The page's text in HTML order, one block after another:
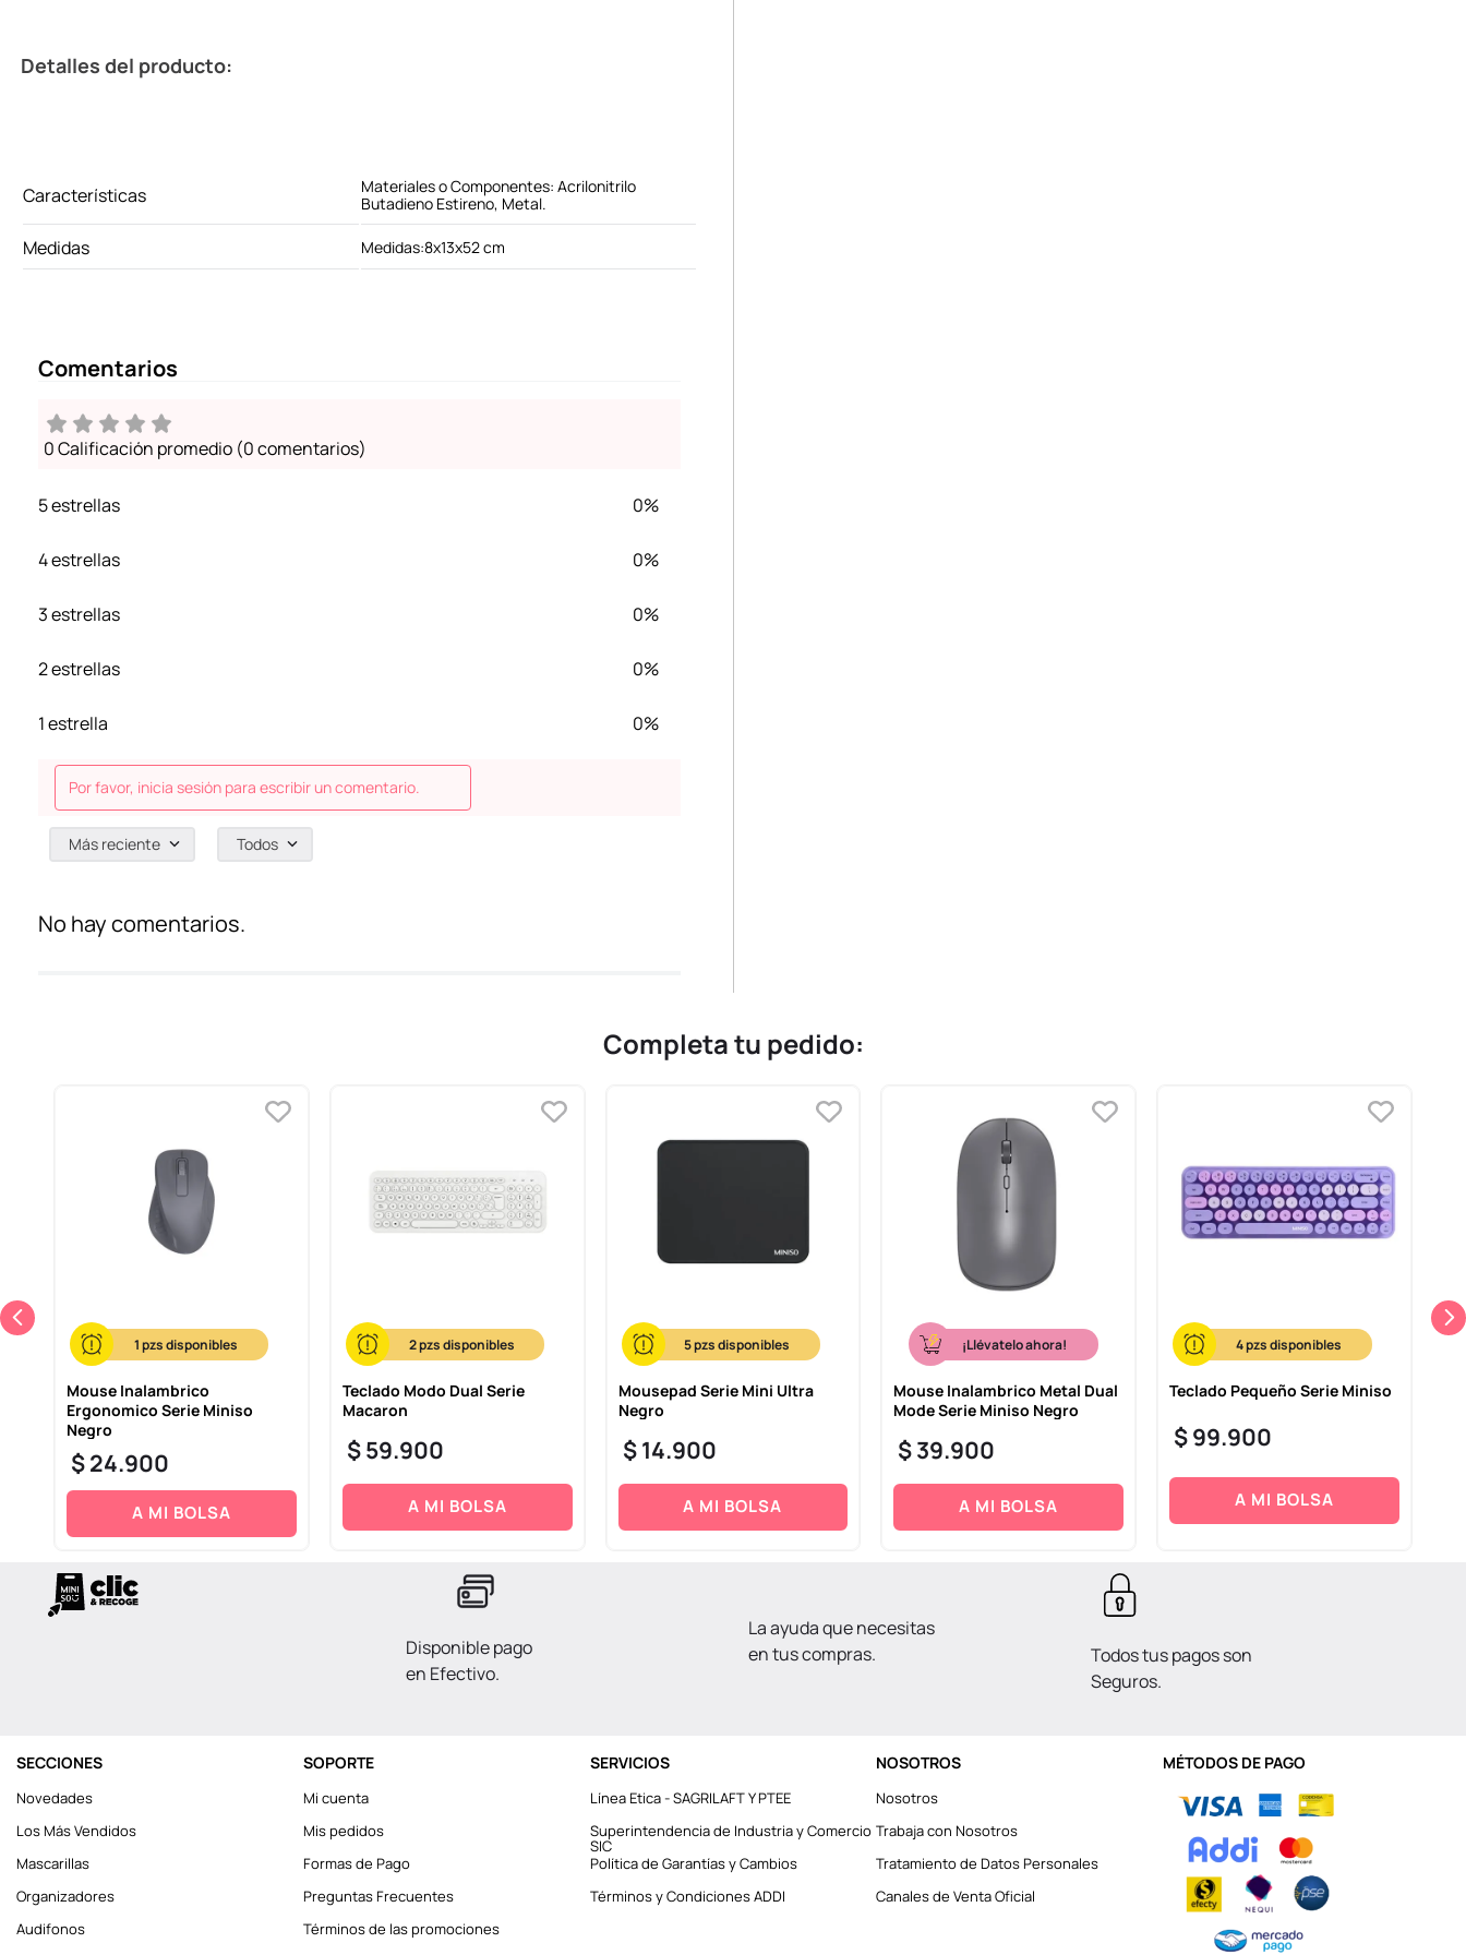
Detalles del producto:
Características
Materiales o Componentes: Acrilonitrilo
Butadieno Estireno, Metal.
Medidas Medidas:8x13x52 cm
Comentarios
0 Calificación promedio (0 comentarios)
5 estrellas 0%
4 estrellas 0%
3 estrellas 0%
2 estrellas 0%
1 estrella 0%
Por favor, inicia sesión para escribir un comentario.
Más reciente Todos
No hay comentarios.
Completa tu pedido:
1
Mouse Inalambrico
Ergonomico Serie Miniso
Negro
$24.900
A MI BOLSA
2
Teclado Modo Dual Serie
Macaron
$59.900
A MI BOLSA
5
Mousepad Serie Mini Ultra
Negro
$14.900
A MI BOLSA
¡Llévatelo ahora!
Mouse Inalambrico Metal Dual
Mode Serie Miniso Negro
$39.900
A MI BOLSA
4
Teclado Pequeño Serie Miniso
$99.900
A MI BOLSA
Disponible pago
en Efectivo.
La ayuda que necesitas
en tus compras.
Todos tus pagos son
Seguros.
SECCIONES
Novedades
Los Más Vendidos
Mascarillas
Organizadores
Audifonos
SOPORTE
Mi cuenta
Mis pedidos
Formas de Pago
Preguntas Frecuentes
Términos de las promociones
SERVICIOS
Línea Etica - SAGRILAFT Y PTEE
Superintendencia de Industria y Comercio
SIC
Política de Garantías y Cambios
Términos y Condiciones ADDI
NOSOTROS
Nosotros
Trabaja con Nosotros
Tratamiento de Datos Personales
Canales de Venta Oficial
MÉTODOS DE PAGO